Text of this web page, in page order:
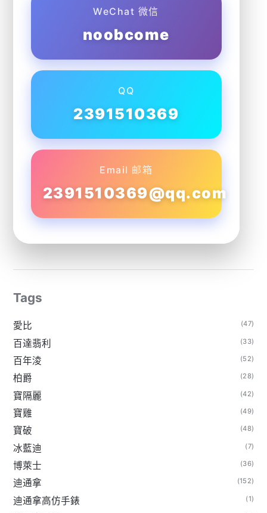
WeChat 微信
noobcome
QQ
2391510369
Email 邮箱
2391510369@qq.com
Tags
愛比 (47)
百達翡利 (33)
百年淩 (52)
柏爵 (28)
寶隔麗 (42)
寶雞 (49)
寶破 (48)
冰藍迪 (7)
博萊士 (36)
迪通拿 (152)
迪通拿高仿手錶 (1)